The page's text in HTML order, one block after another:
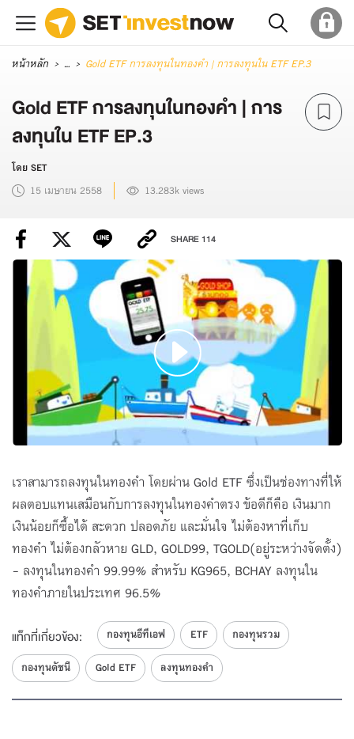
หน้าหลัก ... Gold ETF การลงทุนในทองคำ | การลงทุนใน ETF EP.3
Gold ETF การลงทุนในทองคำ | การ
ลงทุนใน ETF EP.3
โดย SET
15 เมษายน 2558
13.283k views
SHARE114
เราสามารถลงทุนในทองคำ โดยผ่าน Gold ETF ซึ่งเป็นช่องทางที่ให้
ผลตอบแทนเสมือนกับการลงทุนในทองคำตรง ข้อดีก็คือ เงินมาก
เงินน้อยก็ซื้อได้ สะดวก ปลอดภัย และมั่นใจ ไม่ต้องหาที่เก็บ
ทองคำ ไม่ต้องกลัวหาย GLD, GOLD99, TGOLD(อยู่ระหว่างจัดตั้ง)
- ลงทุนในทองคำ 99.99% สำหรับ KG965, BCHAY ลงทุนใน
ทองคำภายในประเทศ 96.5%
แท็กที่เกี่ยวข้อง: กองทุนอีทีเอฟ ETF
กองทุนรวม
กองทุนดัชนี
Gold ETF ลงทุนทองคำ